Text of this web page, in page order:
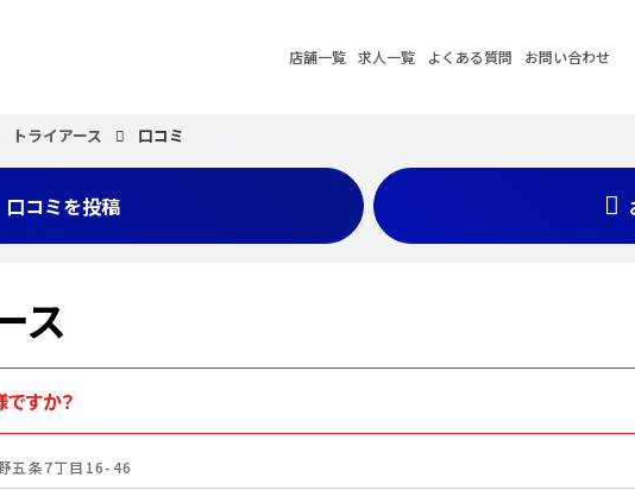
店舗一覧 求人一覧 よくある質問 お問い合わせ
トライアース 口コミ
口コミを投稿
ス
すか？
五条7丁目16-46